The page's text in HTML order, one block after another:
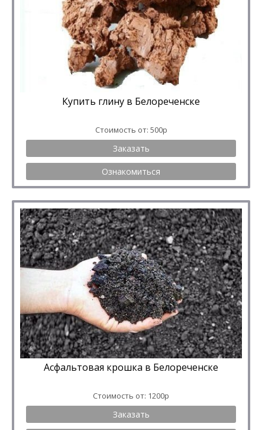
Купить глину в Белореченске
Стоимость от: 500р
Заказать
Ознакомиться
Асфальтовая крошка в Белореченске
Стоимость от: 1200р
Заказать